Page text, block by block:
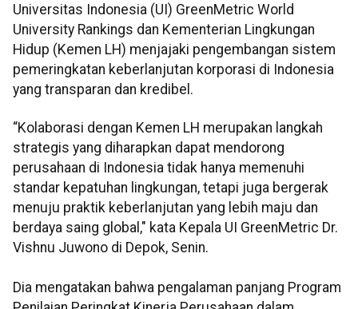
Universitas Indonesia (UI) GreenMetric World
University Rankings dan Kementerian Lingkungan
Hidup (Kemen LH) menjajaki pengembangan sistem
pemeringkatan keberlanjutan korporasi di Indonesia
yang transparan dan kredibel.
“Kolaborasi dengan Kemen LH merupakan langkah
strategis yang diharapkan dapat mendorong
perusahaan di Indonesia tidak hanya memenuhi
standar kepatuhan lingkungan, tetapi juga bergerak
menuju praktik keberlanjutan yang lebih maju dan
berdaya saing global," kata Kepala UI GreenMetric Dr.
Vishnu Juwono di Depok, Senin.
Dia mengatakan bahwa pengalaman panjang Program